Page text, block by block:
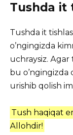
Tushda it
Tushda it
oʼngingizda
uchraysiz. Аgar
bu oʼngingizda
urishib qolish
Tush haqiqat
Аllohdir!